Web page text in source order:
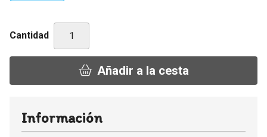
Cantidad
Añadir a la cesta
Información